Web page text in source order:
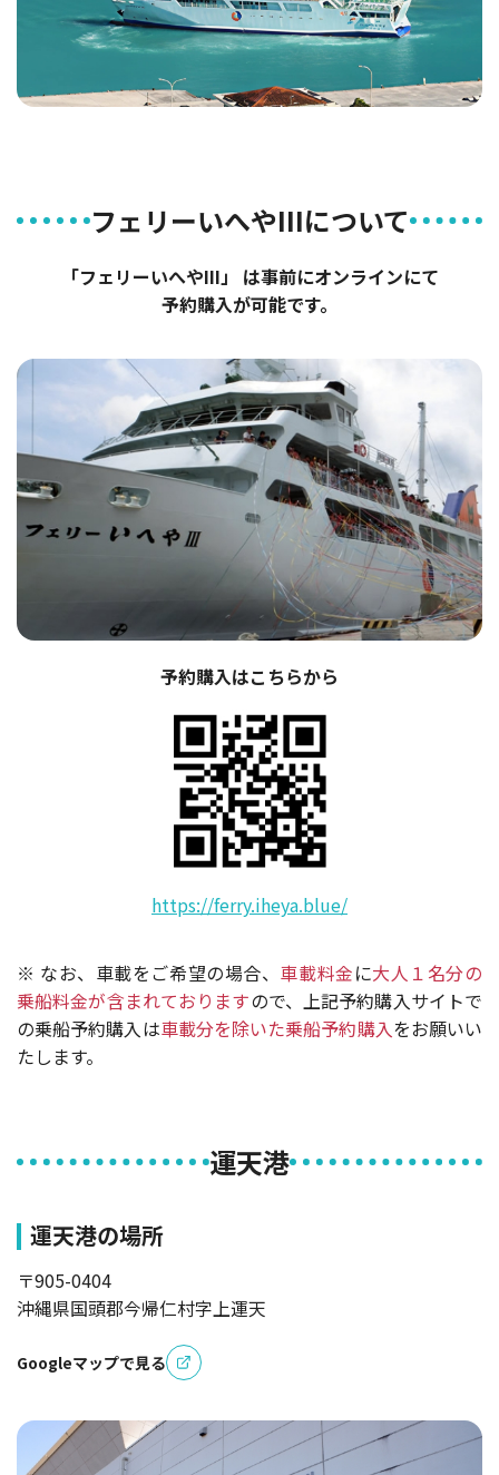
フェリーいへやIIIについて
「フェリーいへやIII」 は事前にオンラインにて
予約購入が可能です。
予約購入はこちらから
https://ferry.iheya.blue/
※ なお、車載をご希望の場合、 車載料金に大人１名分の
乗船料金が含まれておりますので、上記予約購入サイトで
の乗船予約購入は車載分を除いた乗船予約購入をお願いい
たします。
運天港
運天港の場所
〒905-0404
沖縄県国頭郡今帰仁村字上運天
Googleマップで見る